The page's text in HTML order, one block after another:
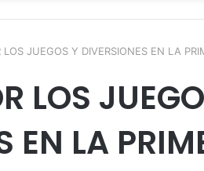
JUEGOS Y DIVERSIONES EN LA
LOS
EN LA